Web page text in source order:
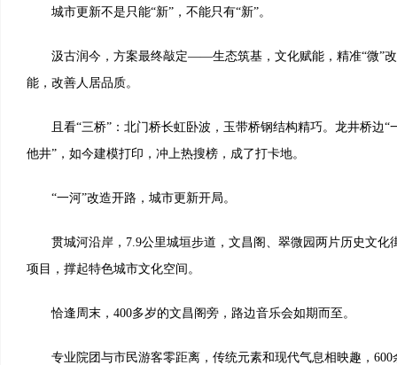
城市更新不是只能“新”，不能只有“新”。
汲古润今，方案最终敲定——生态筑基，文化赋能，精准“微”改
能，改善人居品质。
且看“三桥”：北门桥长虹卧波，玉带桥钢结构精巧。龙井桥边“
他井”，如今建模打印，冲上热搜榜，成了打卡地。
“一河”改造开路，城市更新开局。
贯城河沿岸，7.9公里城垣步道，文昌阁、翠微园两片历史文化
项目，撑起特色城市文化空间。
恰逢周末，400多岁的文昌阁旁，路边音乐会如期而至。
专业院团与市民游客零距离，传统元素和现代气息相映趣，600